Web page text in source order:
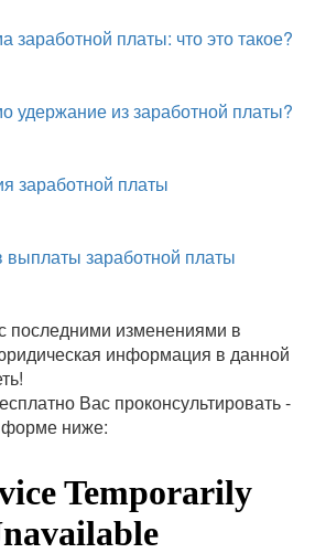
платы: что это такое?
удержание из заработной платы?
заработной платы
заработной платы
последними изменениями в
информация в данной
Вас проконсультировать -
ниже: